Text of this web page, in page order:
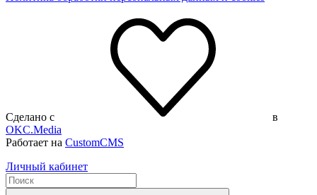
Сделано с
в
OKC.Media
Работает на CustomCMS
Личный кабинет